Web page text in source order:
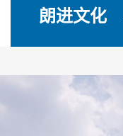
朗进文化